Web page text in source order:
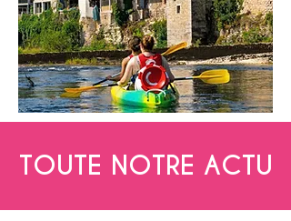
TOUTE NOTRE ACTU